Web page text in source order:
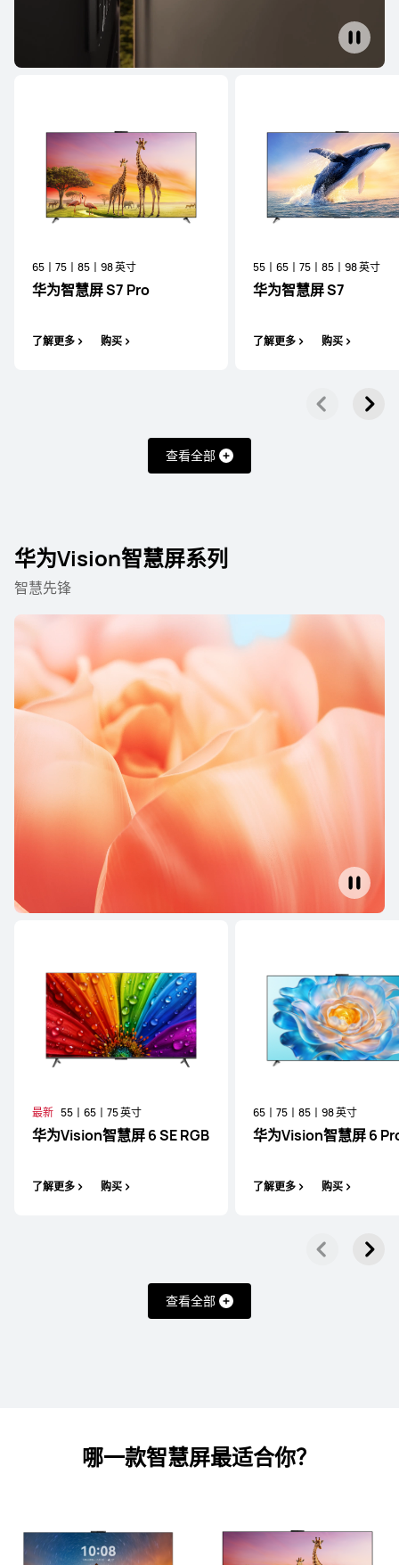
65丨75丨85丨98 英寸
华为智慧屏 S7 Pro
了解更多 购买
55丨65丨75丨85丨98 英寸
华为智慧屏 S7
了解更多 购买
查看全部
华为Vision智慧屏系列
智慧先锋
最新 55丨65丨75 英寸
华为Vision智慧屏 6 SE RGB
了解更多 购买
65丨75丨85丨98 英寸
华为Vision智慧屏 6
了解更多 购买
查看全部
华为Vision智
华为智慧屏 MateTV
65丨75丨85丨98 英寸
华为智慧屏 MateTV
了解更多
65丨75丨85丨98 英寸
华为智慧屏 S7 Pro
了解更多 购买
哪一款智慧屏最适合你？